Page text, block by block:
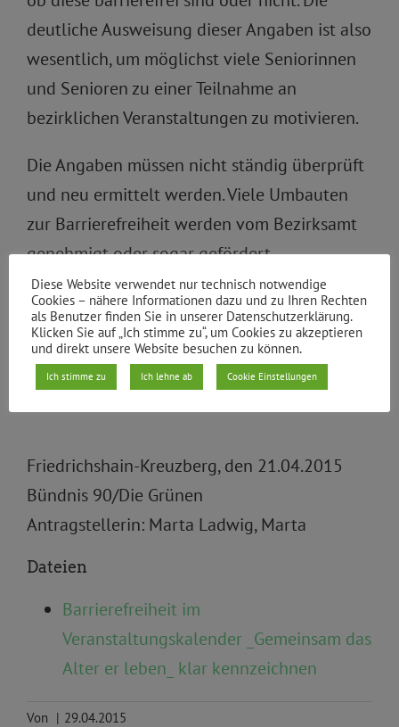
deutliche Ausweisung dieser Angaben ist also
wesentlich, um möglichst viele Seniorinnen
und Senioren zu einer Teilnahme an
bezirklichen Veranstaltungen zu motivieren.
Die Angaben müssen nicht ständig überprüft
und neu ermittelt werden. Viele Umbauten
zur Barrierefreiheit werden vom Bezirksamt
genehmigt oder sogar gefördert.
Veränderungen sollten somit bekannt sein.
Insofern sollte diese kundenfreundliche
Extrainformation die Verwaltung auch
personell nicht überfordern.
Friedrichshain-Kreuzberg, den 21.04.2015
Bündnis 90/Die Grünen
Antragstellerin: Marta Ladwig, Marta
Dateien
Barrierefreiheit im
Veranstaltungskalender _Gemeinsam das
Alter er leben_ klar kennzeichnen
Von | 29.04.2015
Diese Website verwendet nur technisch notwendige
Cookies – nähere Informationen dazu und zu Ihren Rechten
als Benutzer finden Sie in unserer Datenschutzerklärung.
Klicken Sie auf „Ich stimme zu“, um Cookies zu akzeptieren
und direkt unsere Website besuchen zu können.
Ich stimme zu Ich lehne ab Cookie Einstellungen